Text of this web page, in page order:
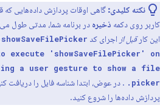
نکته کلیدی: گاهی اوقات پردازش داده‌هایی
کاربر روی دکمه ذخیره در برنامه شما، مدتی طول
این کارقبل از اجرای کد showSaveFilePicker()
execute 'showSaveFilePicker' on
a user gesture to show a file
picker.
. در عوض، ابتدا شناسه فایل را دریافت
پردازش داده‌ها را شروع کنید.